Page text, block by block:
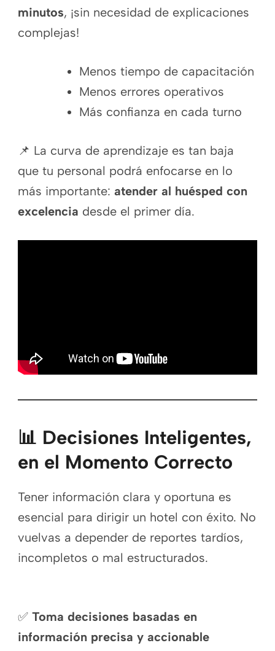
minutos, ¡sin necesidad de explicaciones
complejas!
Menos tiempo de capacitación
Menos errores operativos
Más confianza en cada turno
📌 La curva de aprendizaje es tan baja
que tu personal podrá enfocarse en lo
más importante: atender al huésped con
excelencia desde el primer día.
📊 Decisiones Inteligentes,
en el Momento Correcto
Tener información clara y oportuna es
esencial para dirigir un hotel con éxito. No
vuelvas a depender de reportes tardíos,
incompletos o mal estructurados.
✅ Toma decisiones basadas en
información precisa y accionable